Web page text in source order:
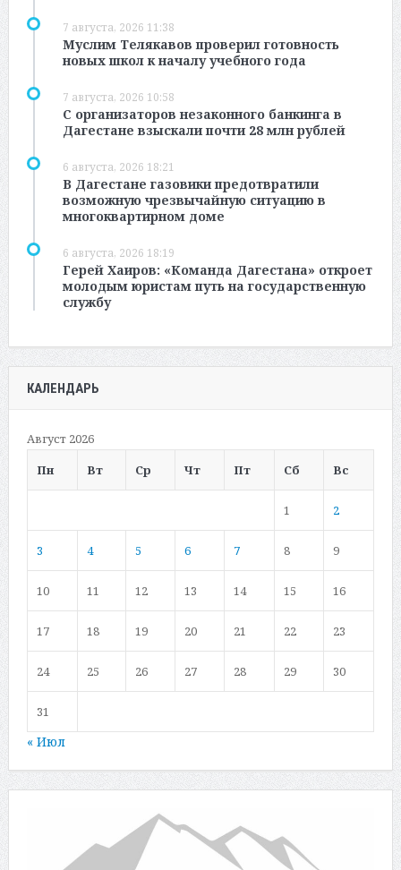
7 августа, 2026 11:38
Муслим Телякавов проверил готовность
новых школ к началу учебного года
7 августа, 2026 10:58
С организаторов незаконного банкинга в
Дагестане взыскали почти 28 млн рублей
6 августа, 2026 18:21
В Дагестане газовики предотвратили
возможную чрезвычайную ситуацию в
многоквартирном доме
6 августа, 2026 18:19
Герей Хаиров: «Команда Дагестана» откроет
молодым юристам путь на государственную
службу
КАЛЕНДАРЬ
Август 2026
Пн
Вт Ср Чт Пт Сб Вс
1 2
3 4 5 6 7 8 9
10 11 12 13 14 15 16
17 18 19 20 21 22 23
24 25 26 27 28 29 30
31
« Июл